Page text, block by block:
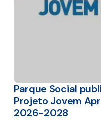
Parque Social
Projeto Jovem
2026-2028